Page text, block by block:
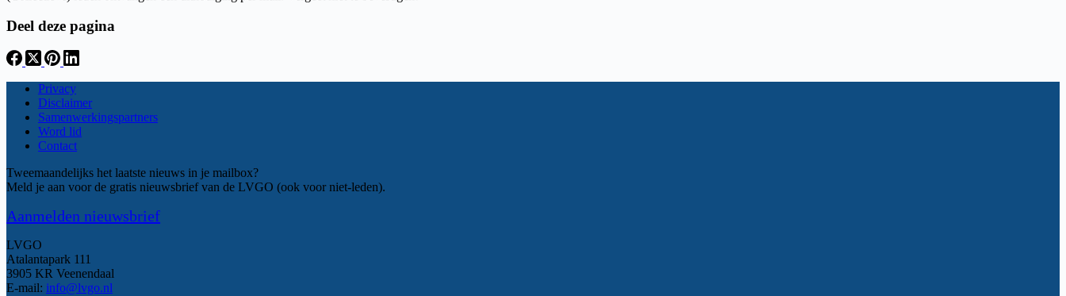
Deel deze pagina
Privacy
Disclaimer
Samenwerkingspartners
Word lid
Contact
Tweemaandelijks het laatste nieuws in je mailbox?
Meld je aan voor de gratis nieuwsbrief van de LVGO (ook voor niet-leden).
Aanmelden nieuwsbrief
LVGO
Atalantapark 111
3905 KR Veenendaal
E-mail: info@lvgo.nl